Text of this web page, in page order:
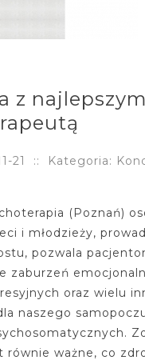
z najlepszym
21 ::
Kategoria:
(Poznań)
i młodzieży,
pozwala
zaburzeń
oraz wielu
naszego
równie ważne, co